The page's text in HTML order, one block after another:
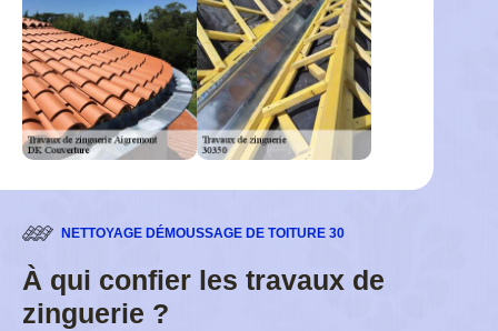
NETTOYAGE DÉMOUSSAGE DE TOITURE 30
À qui confier les travaux de
zinguerie ?